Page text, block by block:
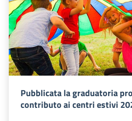
Pubblicata la graduatoria
contributo ai centri estivi